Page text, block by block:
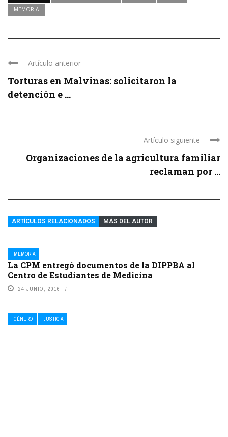
MEMORIA
Artículo anterior
Torturas en Malvinas: solicitaron la
detención e ...
Artículo siguiente
Organizaciones de la agricultura familiar
reclaman por ...
ARTÍCULOS RELACIONADOS MÁS DEL AUTOR
MEMORIA
La CPM entregó documentos de la DIPPBA al
Centro de Estudiantes de Medicina
24 JUNIO, 2016
GÉNERO JUSTICIA